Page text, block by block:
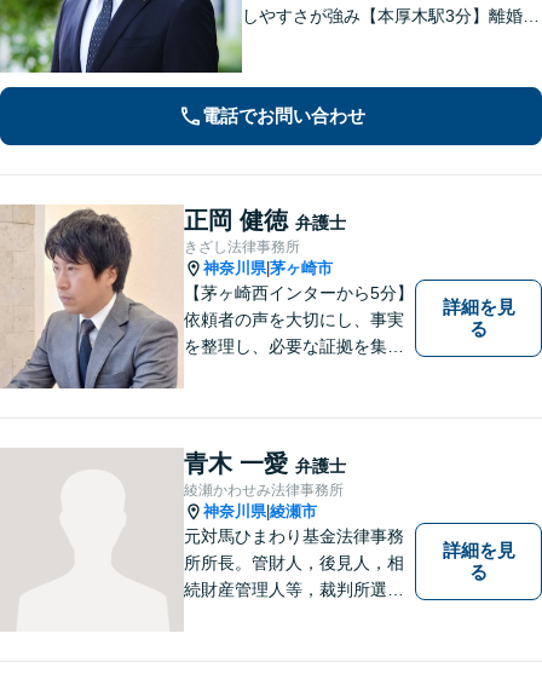
しやすさが強み【本厚木駅3分】離婚・
一人で抱え込まずにご連絡ください。
電話でお問い合わせ
正岡 健徳 弁護士
きざし法律事務所
神奈川県|茅ヶ崎市
【茅ヶ崎西インターから5分】
依頼者の声を大切にし、事実
を整理し、必要な証拠を集め
親身に対応し、皆さまの少し
でも明るい未来のために尽力
しますのでご安心ください。
【駐車場有】
詳細を見
る
青木 一愛 弁護士
綾瀬かわせみ法律事務所
神奈川県|綾瀬市
元対馬ひまわり基金法律事務
所所長。管財人，後見人，相
続財産管理人等，裁判所選任
詳細を見
る